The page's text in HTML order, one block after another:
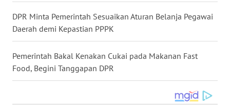
DPR Minta Pemerintah Sesuaikan Aturan Belanja Pegawai
Daerah demi Kepastian PPPK
Pemerintah Bakal Kenakan Cukai pada Makanan Fast
Food, Begini Tanggapan DPR
KALTENG
KALTARA